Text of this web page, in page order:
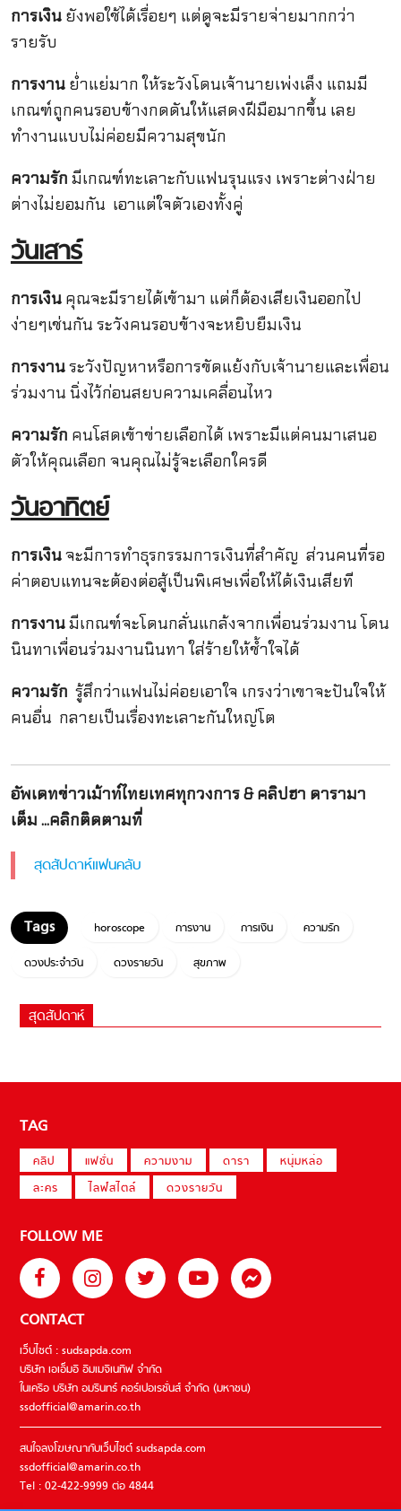
การเงิน ยังพอใช้ได้เรื่อยๆ แต่ดูจะมีรายจ่ายมากกว่า
รายรับ
การงาน ย่ำแย่มาก ให้ระวังโดนเจ้านายเพ่งเล็ง แถมมี
เกณฑ์ถูกคนรอบข้างกดดันให้แสดงฝีมือมากขึ้น เลย
ทำงานแบบไม่ค่อยมีความสุขนัก
ความรัก มีเกณฑ์ทะเลาะกับแฟนรุนแรง เพราะต่างฝ่าย
ต่างไม่ยอมกัน เอาแต่ใจตัวเองทั้งคู่
วันเสาร์
การเงิน คุณจะมีรายได้เข้ามา แต่ก็ต้องเสียเงินออกไป
ง่ายๆเช่นกัน ระวังคนรอบข้างจะหยิบยืมเงิน
การงานระวังปัญหาหรือการขัดแย้งกับเจ้านายและเพื่อน
ร่วมงาน นิ่งไว้ก่อนสยบความเคลื่อนไหว
ความรัก คนโสดเข้าข่ายเลือกได้ เพราะมีแต่คนมาเสนอ
ตัวให้คุณเลือก จนคุณไม่รู้จะเลือกใครดี
วันอาทิตย์
การเงินจะมีการทำธุรกรรมการเงินที่สำคัญ ส่วนคนที่รอ
ค่าตอบแทนจะต้องต่อสู้เป็นพิเศษเพื่อให้ได้เงินเสียที
การงานมีเกณฑ์จะโดนกลั่นแกล้งจากเพื่อนร่วมงาน โดน
นินทาเพื่อนร่วมงานนินทา ใส่ร้ายให้ช้ำใจได้
ความรัก รู้สึกว่าแฟนไม่ค่อยเอาใจ เกรงว่าเขาจะปันใจให้
คนอื่น กลายเป็นเรื่องทะเลาะกันใหญ่โต
อัพเดทข่าวเม้าท์ไทยเทศทุกวงการ & คลิปฮา ดารามา
เต็ม ...คลิกติดตามที่
สุดสัปดาห์แฟนคลับ
horoscope การงาน การเงิน
ความรัก
ดวงประจำวัน
ดวงรายวัน สุขภาพ
สุดสัปดาห์
TAG
คลิป แฟชั่น ความงาม ดารา
หนุ่มหล่อ
ละคร
ไลฟ์สไตล์ ดวงรายวัน
FOLLOW ME
CONTACT
เว็บไซต์ : sudsapda.com
บริษัท เอเอ็มอี อิมเมจิเนทีฟ จำกัด
ในเครือ บริษัท อมรินทร์ คอร์เปอเรชั่นส์ จำกัด (มหาชน)
ssdofficial@amarin.co.th
สนใจลงโฆษณากับเว็บไซต์ sudsapda.com
ssdofficial@amarin.co.th
Tel : 02-422-9999 ต่อ 4844